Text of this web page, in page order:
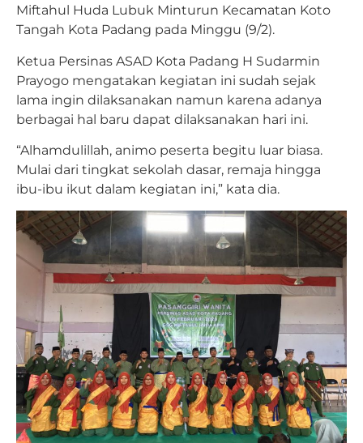
Miftahul Huda Lubuk Minturun Kecamatan Koto
Tangah Kota Padang pada Minggu (9/2).
Ketua Persinas ASAD Kota Padang H Sudarmin
Prayogo mengatakan kegiatan ini sudah sejak
lama ingin dilaksanakan namun karena adanya
berbagai hal baru dapat dilaksanakan hari ini.
“Alhamdulillah, animo peserta begitu luar biasa.
Mulai dari tingkat sekolah dasar, remaja hingga
ibu-ibu ikut dalam kegiatan ini,” kata dia.